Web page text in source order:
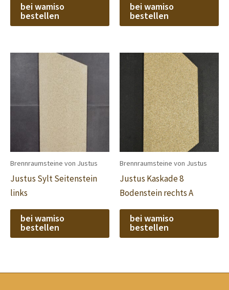
bei wamiso
bestellen
bei wamiso
bestellen
Brennraumsteine von Justus
Justus Sylt Seitenstein
links
bei wamiso
bestellen
Brennraumsteine von Justus
Justus Kaskade 8
Bodenstein rechts A
bei wamiso
bestellen